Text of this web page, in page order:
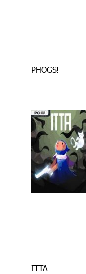
PHOGS!
ITTA